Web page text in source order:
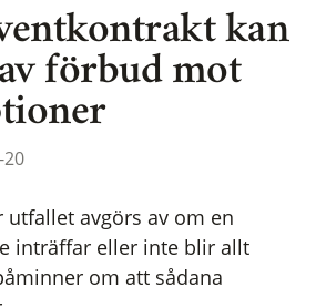
kan
förbud mot
utfallet avgörs av om en
inträffar eller inte blir allt
om att sådana